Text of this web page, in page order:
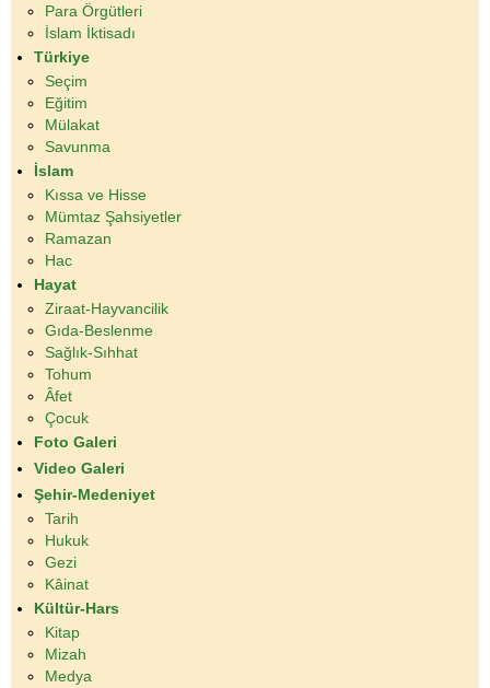
Para Örgütleri
İslam İktisadı
Türkiye
Seçim
Eğitim
Mülakat
Savunma
İslam
Kıssa ve Hisse
Mümtaz Şahsiyetler
Ramazan
Hac
Hayat
Ziraat-Hayvancilik
Gıda-Beslenme
Sağlık-Sıhhat
Tohum
Âfet
Çocuk
Foto Galeri
Video Galeri
Şehir-Medeniyet
Tarih
Hukuk
Gezi
Kâinat
Kültür-Hars
Kitap
Mizah
Medya